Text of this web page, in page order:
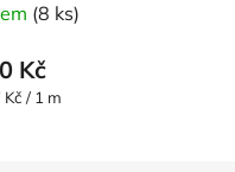
(8 ks)
Kč
Kč / 1 m